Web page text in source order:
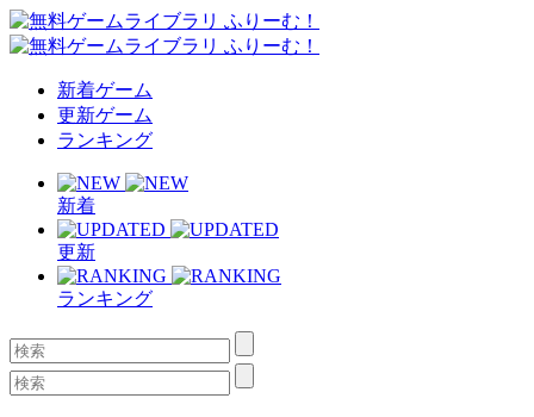
新着ゲーム
更新ゲーム
ランキング
新着
更新
ランキング